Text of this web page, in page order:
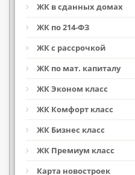
ЖК в сданных домах
ЖК по 214-ФЗ
ЖК с рассрочкой
ЖК по мат. капиталу
ЖК Эконом класс
ЖК Комфорт класс
ЖК Бизнес класс
ЖК Премиум класс
Карта новостроек